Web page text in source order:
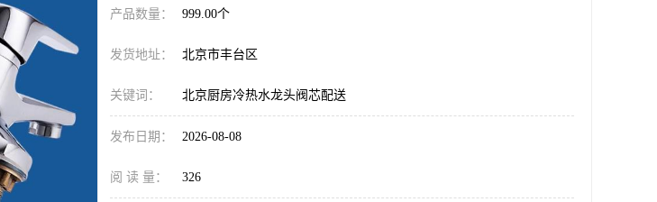
产品数量： 999.00个
发货地址： 北京市丰台区
关键词： 北京厨房冷热水龙头阀芯配送
发布日期： 2026-08-08
阅 读 量： 326